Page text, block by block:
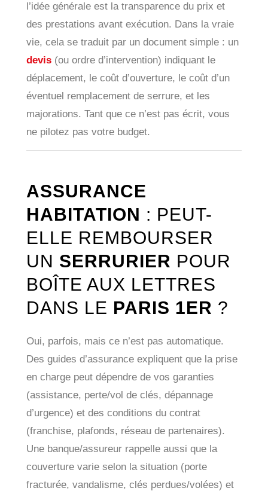
l’idée générale est la transparence du prix et
des prestations avant exécution. Dans la vraie
vie, cela se traduit par un document simple : un
devis(ou ordre d’intervention) indiquant le
déplacement, le coût d’ouverture, le coût d’un
éventuel remplacement de serrure, et les
majorations. Tant que ce n’est pas écrit, vous
ne pilotez pas votre budget.
ASSURANCE
HABITATION : PEUT-
ELLE REMBOURSER
UN SERRURIER POUR
BOÎTE AUX LETTRES
DANS LE PARIS 1ER ?
Oui, parfois, mais ce n’est pas automatique.
Des guides d’assurance expliquent que la prise
en charge peut dépendre de vos garanties
(assistance, perte/vol de clés, dépannage
d’urgence) et des conditions du contrat
(franchise, plafonds, réseau de partenaires).
Une banque/assureur rappelle aussi que la
couverture varie selon la situation (porte
fracturée, vandalisme, clés perdues/volées) et